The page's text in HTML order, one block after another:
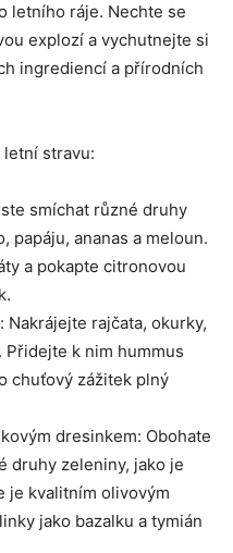
letního ráje. Nechte se
explozí a ⁢vychutnejte​ si
ingrediencí ‍a přírodních
stravu:
smíchat různé⁣ druhy
papáju, ananas a meloun.
a pokapte ⁢citronovou
Nakrájejte rajčata, okurky,
Přidejte k nim hummus
chuťový zážitek ⁤plný
dresinkem:‌ Obohate
druhy zeleniny, jako je
je kvalitním‍ olivovým
jako bazalku ⁣a tymián